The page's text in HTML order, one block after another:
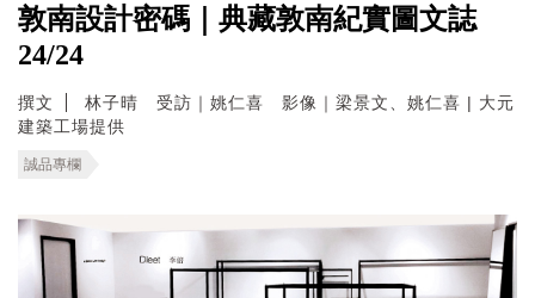
敦南設計密碼｜典藏敦南紀實圖文誌
24/24
撰文
林子晴 受訪｜姚仁喜 影像｜梁景文、姚仁喜 | 大元
建築工場提供
誠品專欄